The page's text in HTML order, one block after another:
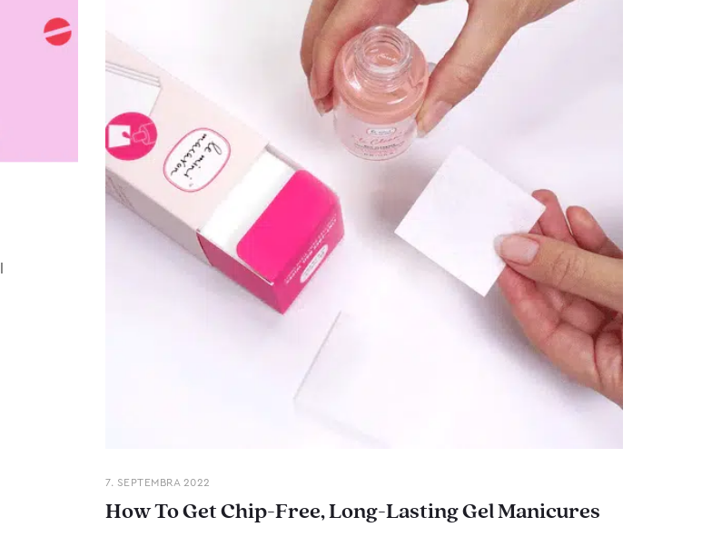
7. SEPTEMBRA 2022
How To Get Chip-Free, Long-Lasting Gel Manicures